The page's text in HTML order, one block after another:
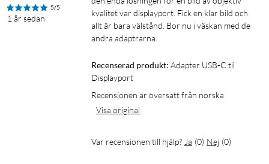
5/5
1 år sedan
kvalitet var displayport. Fick en klar bild och
allt är bara välstånd. Bor nu i väskan med de
andra adaptrarna.
Recenserad produkt: Adapter USB-C til
Displayport
Recensionen är översatt från norska
Visa original
Var recensionen till hjälp? Ja (0) Nej (0)